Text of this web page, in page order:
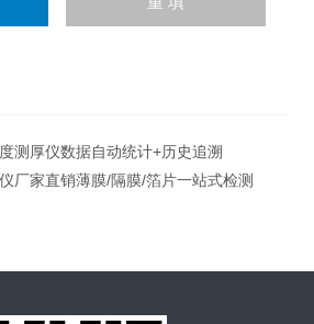
测厚仪数据自动统计+历史追溯
厂家直销薄膜/隔膜/箔片一站式检测